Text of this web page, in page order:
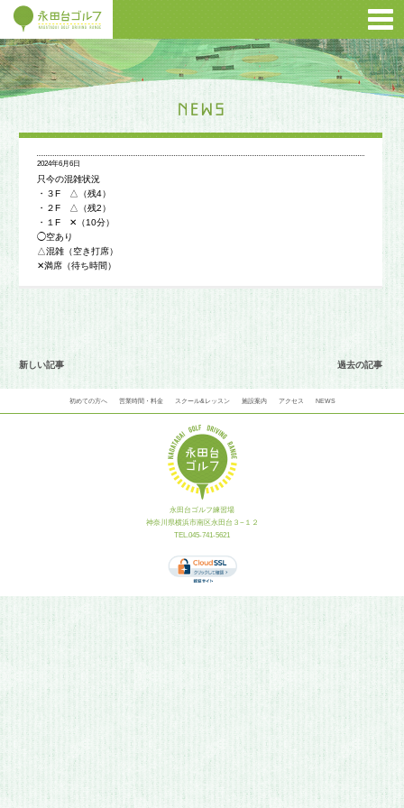
2024年6月6日
只今の混雑状況
・３F △（残4）
・２F △（残2）
・１F ✕（10分）
◯空あり
△混雑（空き打席）
✕満席（待ち時間）
新しい記事 過去の記事
初めての方へ 営業時間・料金 スクール&レッスン 施設案内 アクセス NEWS
永田台ゴルフ練習場
神奈川県横浜市南区永田台３−１２
TEL.045-741-5621